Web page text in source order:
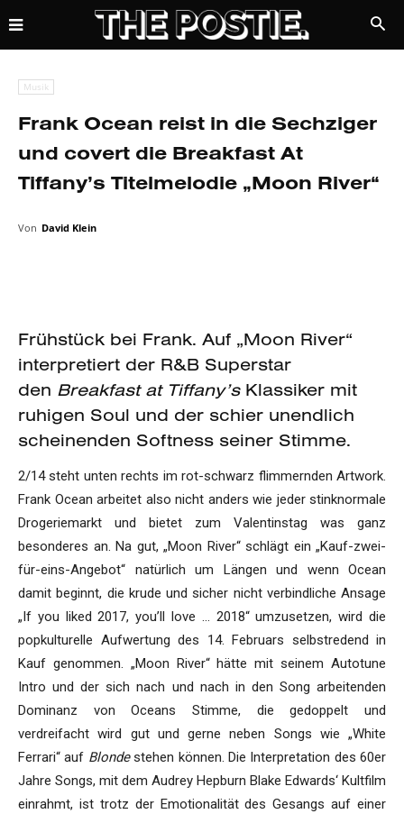
Musik
Frank Ocean reist in die Sechziger
und covert die Breakfast At
Tiffany’s Titelmelodie „Moon River“
Von David Klein
Frühstück bei Frank. Auf „Moon River“
interpretiert der R&B Superstar
den Breakfast at Tiffany’sKlassiker mit
ruhigen Soul und der schier unendlich
scheinenden Softness seiner Stimme.
2/14 steht unten rechts im rot-schwarz flimmernden Artwork.
Frank Ocean arbeitet also nicht anders wie jeder stinknormale
Drogeriemarkt und bietet zum Valentinstag was ganz
besonderes an. Na gut, „Moon River“ schlägt ein „Kauf-zwei-
für-eins-Angebot“ natürlich um Längen und wenn Ocean
damit beginnt, die krude und sicher nicht verbindliche Ansage
„If you liked 2017, you’ll love … 2018“ umzusetzen, wird die
popkulturelle Aufwertung des 14. Februars selbstredend in
Kauf genommen. „Moon River“ hätte mit seinem Autotune
Intro und der sich nach und nach in den Song arbeitenden
Dominanz von Oceans Stimme, die gedoppelt und
verdreifacht wird gut und gerne neben Songs wie „White
Ferrari“ auf Blonde stehen können. Die Interpretation des 60er
Jahre Songs, mit dem Audrey Hepburn Blake Edwards‘ Kultfilm
einrahmt, ist trotz der Emotionalität des Gesangs auf einer